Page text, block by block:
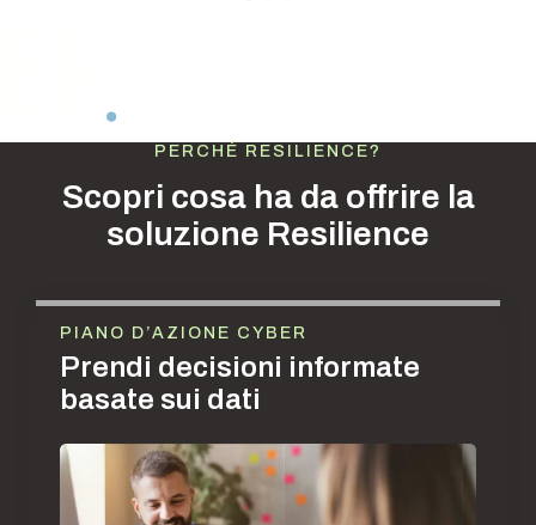
PERCHÉ RESILIENCE?
Scopri cosa ha da offrire la
soluzione Resilience
Prendi decisioni informate
basate sui dati
PIANO D’AZIONE CYBER